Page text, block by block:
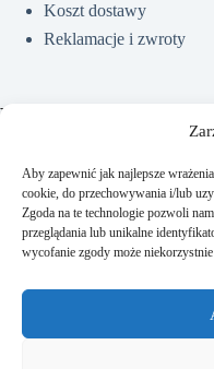
Aby zapewnić jak najlepsze
cookie, do przechowywania i/lub
Zgoda na te technologie pozwoli
przeglądania lub unikalne
wycofanie zgody może
Koszt dostawy
Reklamacje i zwroty
Pomoc
Jak kupować?
Częste pytania
Polityka prywatności
Regulamin sklepu